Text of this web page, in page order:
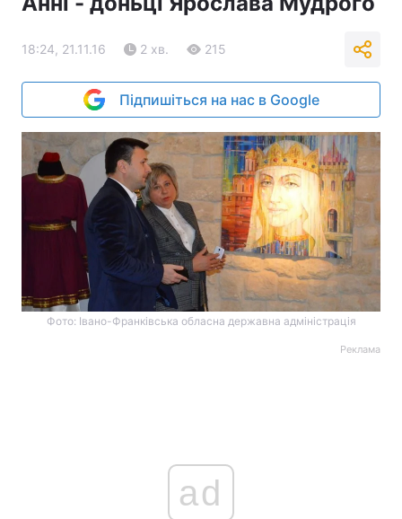
18:24, 21.11.16 2 хв. 215
Підпишіться на нас в Google
Фото: Івано-Франківська обласна державна адміністрація
Реклама
ad